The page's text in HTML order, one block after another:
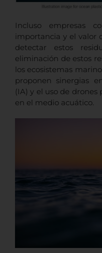
Incluso empresas
importancia y el valor
detectar estos
eliminación de estos
los ecosistemas
proponen sinergias
(IA) y el uso de
en el medio acuático.